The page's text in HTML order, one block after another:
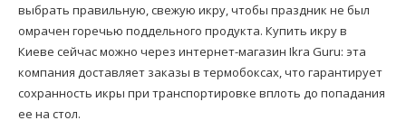
выбрать правильную, свежую икру, чтобы праздник не был
омрачен горечью поддельного продукта. Купить икру в
Киеве сейчас можно через интернет-магазин Ikra Guru: эта
компания доставляет заказы в термобоксах, что гарантирует
сохранность икры при транспортировке вплоть до попадания
ее на стол.